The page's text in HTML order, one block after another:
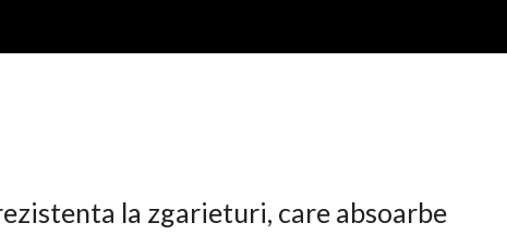
la zgarieturi, care absoarbe